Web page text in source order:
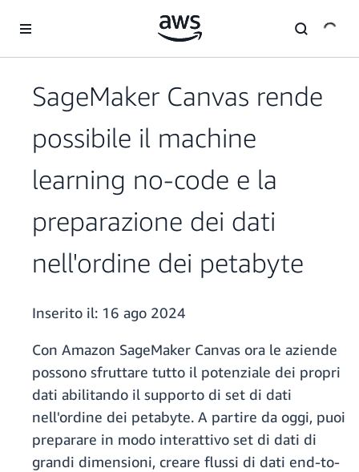
SageMaker Canvas rende
possibile il machine
learning no-code e la
preparazione dei dati
nell'ordine dei petabyte
Inserito il: 16 ago 2024
Con Amazon SageMaker Canvas ora le aziende
possono sfruttare tutto il potenziale dei propri
dati abilitando il supporto di set di dati
nell'ordine dei petabyte. A partire da oggi, puoi
preparare in modo interattivo set di dati di
grandi dimensioni, creare flussi di dati end-to-